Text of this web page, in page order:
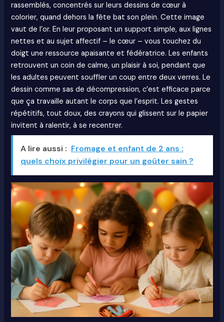
rassemblés, concentrés sur leurs dessins de cœur à
colorier, quand dehors la fête bat son plein. Cette image
vaut de l’or. En leur proposant un support simple, aux lignes
nettes et au sujet affectif – le cœur – vous touchez du
doigt une ressource apaisante et fédératrice. Les enfants
retrouvent un coin de calme, un plaisir à soi, pendant que
les adultes peuvent souffler un coup entre deux verres. Le
dessin comme sas de décompression, c’est efficace parce
que ça travaille autant le corps que l’esprit. Les gestes
répétitifs, tout doux, des crayons qui glissent sur le papier
invitent à ralentir, à se recentrer.
A lire aussi : Fromage et enfant de 2 ans :
quels choix privilégier pour un goûter sain ?